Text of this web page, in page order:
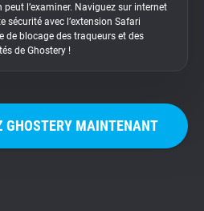
peut l’examiner. Naviguez sur internet
sécurité avec l’extension Safari
de blocage des traqueurs et des
de Ghostery !
GHOSTERY MAINTENANT